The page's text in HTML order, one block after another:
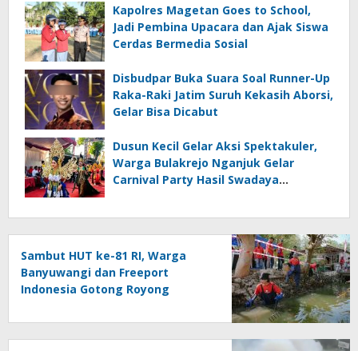
Kapolres Magetan Goes to School,
Jadi Pembina Upacara dan Ajak Siswa
Cerdas Bermedia Sosial
Disbudpar Buka Suara Soal Runner-Up
Raka-Raki Jatim Suruh Kekasih Aborsi,
Gelar Bisa Dicabut
Dusun Kecil Gelar Aksi Spektakuler,
Warga Bulakrejo Nganjuk Gelar
Carnival Party Hasil Swadaya
Sambut HUT ke-81 RI, Warga
Banyuwangi dan Freeport
Indonesia Gotong Royong